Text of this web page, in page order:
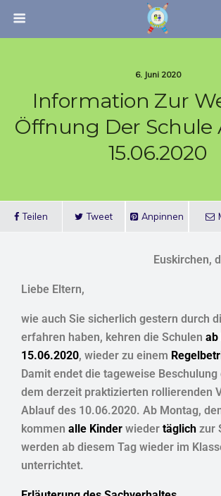
6. Juni 2020
Information Zur
Öffnung Der Schule
15.06.2020
Teilen Tweet Anpinnen
Euskirchen,
Liebe Eltern,
wie auch Sie sicherlich gestern durch
erfahren haben, kehren die Schulen ab
15.06.2020, wieder zu einem
Damit endet die tageweise Beschulung
dem derzeit praktizierten rollierenden
Ablauf des 10.06.2020. Ab Montag,
kommen alle Kinder wieder täglich zur
werden ab diesem Tag wieder im
unterrichtet.